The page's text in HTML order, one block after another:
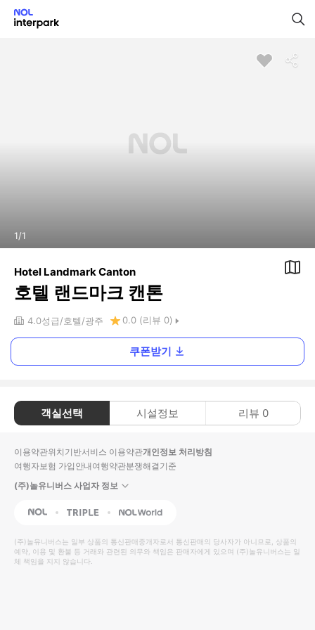
1/1
Hotel Landmark Canton
호텔 랜드마크 캔톤
4.0성급 호텔 광주 0.0 (리뷰 0)
쿠폰받기
객실선택 시설정보 리뷰 0
이용약관위치기반서비스 이용약관개인정보 처리방침
여행자보험 가입안내여행약관분쟁해결기준
(주)놀유니버스 사업자 정보
NOL Triple Interpark Global
(주)놀유니버스는 일부 상품의 통신판매중개자로서 통신판매의 당사자가 아니므로, 상품의
예약, 이용 및 환불 등 거래와 관련된 의무와 책임은 판매자에게 있으며 (주)놀유니버스는 일
체 책임을 지지 않습니다.